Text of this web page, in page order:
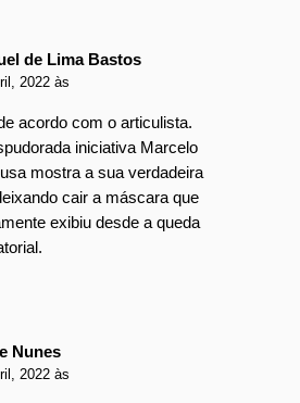
de Lima Bastos
2022 às
acordo com o articulista.
iniciativa Marcelo
mostra a sua verdadeira
cair a máscara que
exibiu desde a queda
Nunes
2022 às